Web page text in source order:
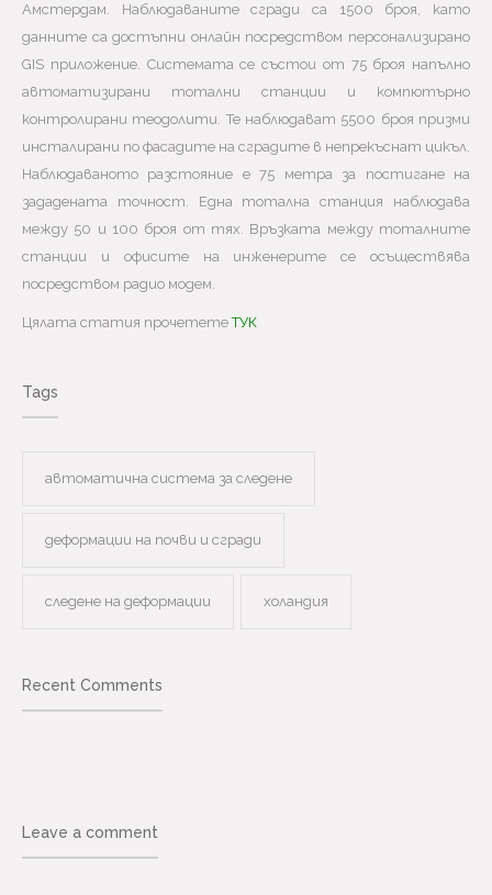
Амстердам. Наблюдаваните сгради са 1500 броя, като
данните са достъпни онлайн посредством персонализирано
GIS приложение. Системата се състои от 75 броя напълно
автоматизирани тотални станции и компютърно
контролирани теодолити. Те наблюдават 5500 броя призми
инсталирани по фасадите на сградите в непрекъснат цикъл.
Наблюдаваното разстояние е 75 метра за постигане на
зададената точност. Една тотална станция наблюдава
между 50 и 100 броя от тях. Връзката между тоталните
станции и офисите на инженерите се осъществява
посредством радио модем.
Цялата статия прочететеТУК
Tags
автоматична система за следене
деформации на почви и сгради
следене на деформации холандия
Recent Comments
Leave a comment